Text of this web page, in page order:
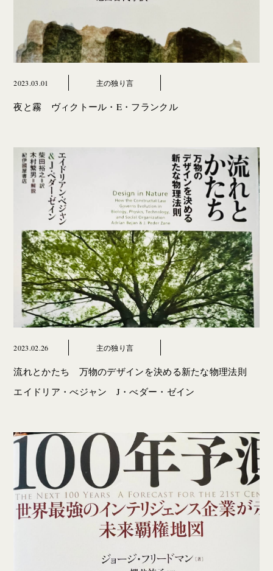
2023.03.01 主の独り言
夜と霧 ヴィクトール・E・フランクル
2023.02.26 主の独り言
流れとかたち 万物のデザインを決める新たな物理法則
エイドリア・べジャン J・べダー・ゼイン